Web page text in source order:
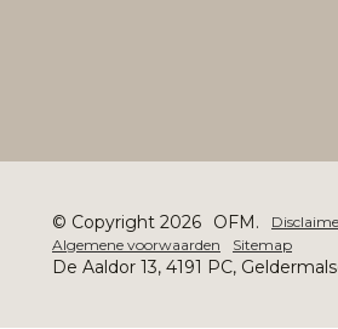
© Copyright 2026 OFM.
Algemene voorwaarden
Sitemap
De Aaldor 13, 4191 PC,